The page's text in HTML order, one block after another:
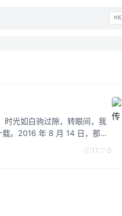
⌘K
光如白驹过隙，转眼间，我
。2016 年 8 月 14 日，那是
这一盛事。如今，十周年纪念
11 0